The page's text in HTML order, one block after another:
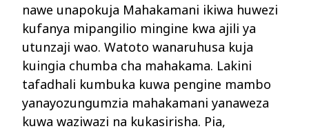
nawe unapokuja Mahakamani ikiwa huwezi
kufanya mipangilio mingine kwa ajili ya
utunzaji wao. Watoto wanaruhusa kuja
kuingia chumba cha mahakama. Lakini
tafadhali kumbuka kuwa pengine mambo
yanayozungumzia mahakamani yanaweza
kuwa waziwazi na kukasirisha. Pia,